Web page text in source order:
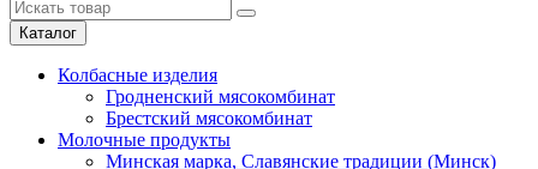
Каталог
Колбасные изделия
Гродненский мясокомбинат
Брестский мясокомбинат
Молочные продукты
Минская марка, Славянские традиции (Минск)